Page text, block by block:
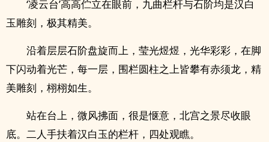
‘凌云台’高高伫立在眼前，九曲栏杆与石阶均是汉白
玉雕刻，极其精美。
沿着层层石阶盘旋而上，莹光煜煜，光华彩彩，在脚
下闪动着光芒，每一层，围栏圆柱之上皆攀有赤须龙，精
美雕刻，栩栩如生。
站在台上，微风拂面，很是惬意，北宫之景尽收眼
底。二人手扶着汉白玉的栏杆，四处观瞧。